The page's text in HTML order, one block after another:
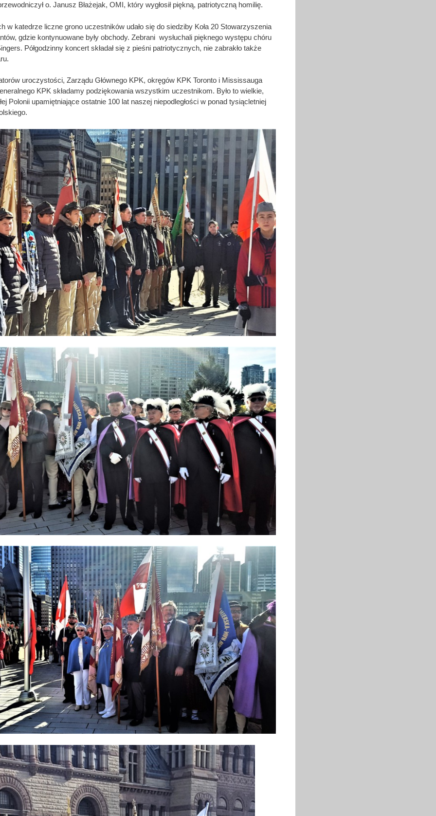
o. Janusz Błażejak, OMI, który wygłosił piękną, patriotyczną homilię.
w katedrze liczne grono uczestników udało się do siedziby Koła 20 Stowarzyszenia
gdzie kontynuowane były obchody. Zebrani wysłuchali pięknego występu chóru
Półgodzinny koncert składał się z pieśni patriotycznych, nie zabrakło także
uroczystości, Zarządu Głównego KPK, okręgów KPK Toronto i Mississauga
KPK składamy podziękowania wszystkim uczestnikom. Było to wielkie,
Polonii upamiętniające ostatnie 100 lat naszej niepodległości w ponad tysiącletniej